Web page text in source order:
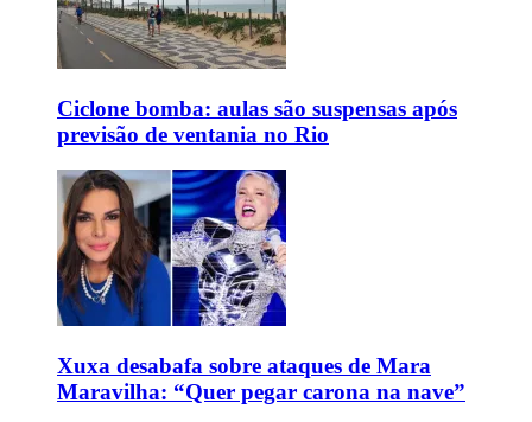
Ciclone bomba: aulas são suspensas após
previsão de ventania no Rio
Xuxa desabafa sobre ataques de Mara
Maravilha: “Quer pegar carona na nave”